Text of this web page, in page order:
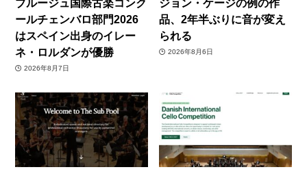
ブルージュ国際古楽コンク
ールチェンバロ部門2026
はスペイン出身のイレー
ネ・ロルダンが優勝
2026年8月7日
ジョン・ケージの例の作
品、2年半ぶりに音が変え
られる
2026年8月6日